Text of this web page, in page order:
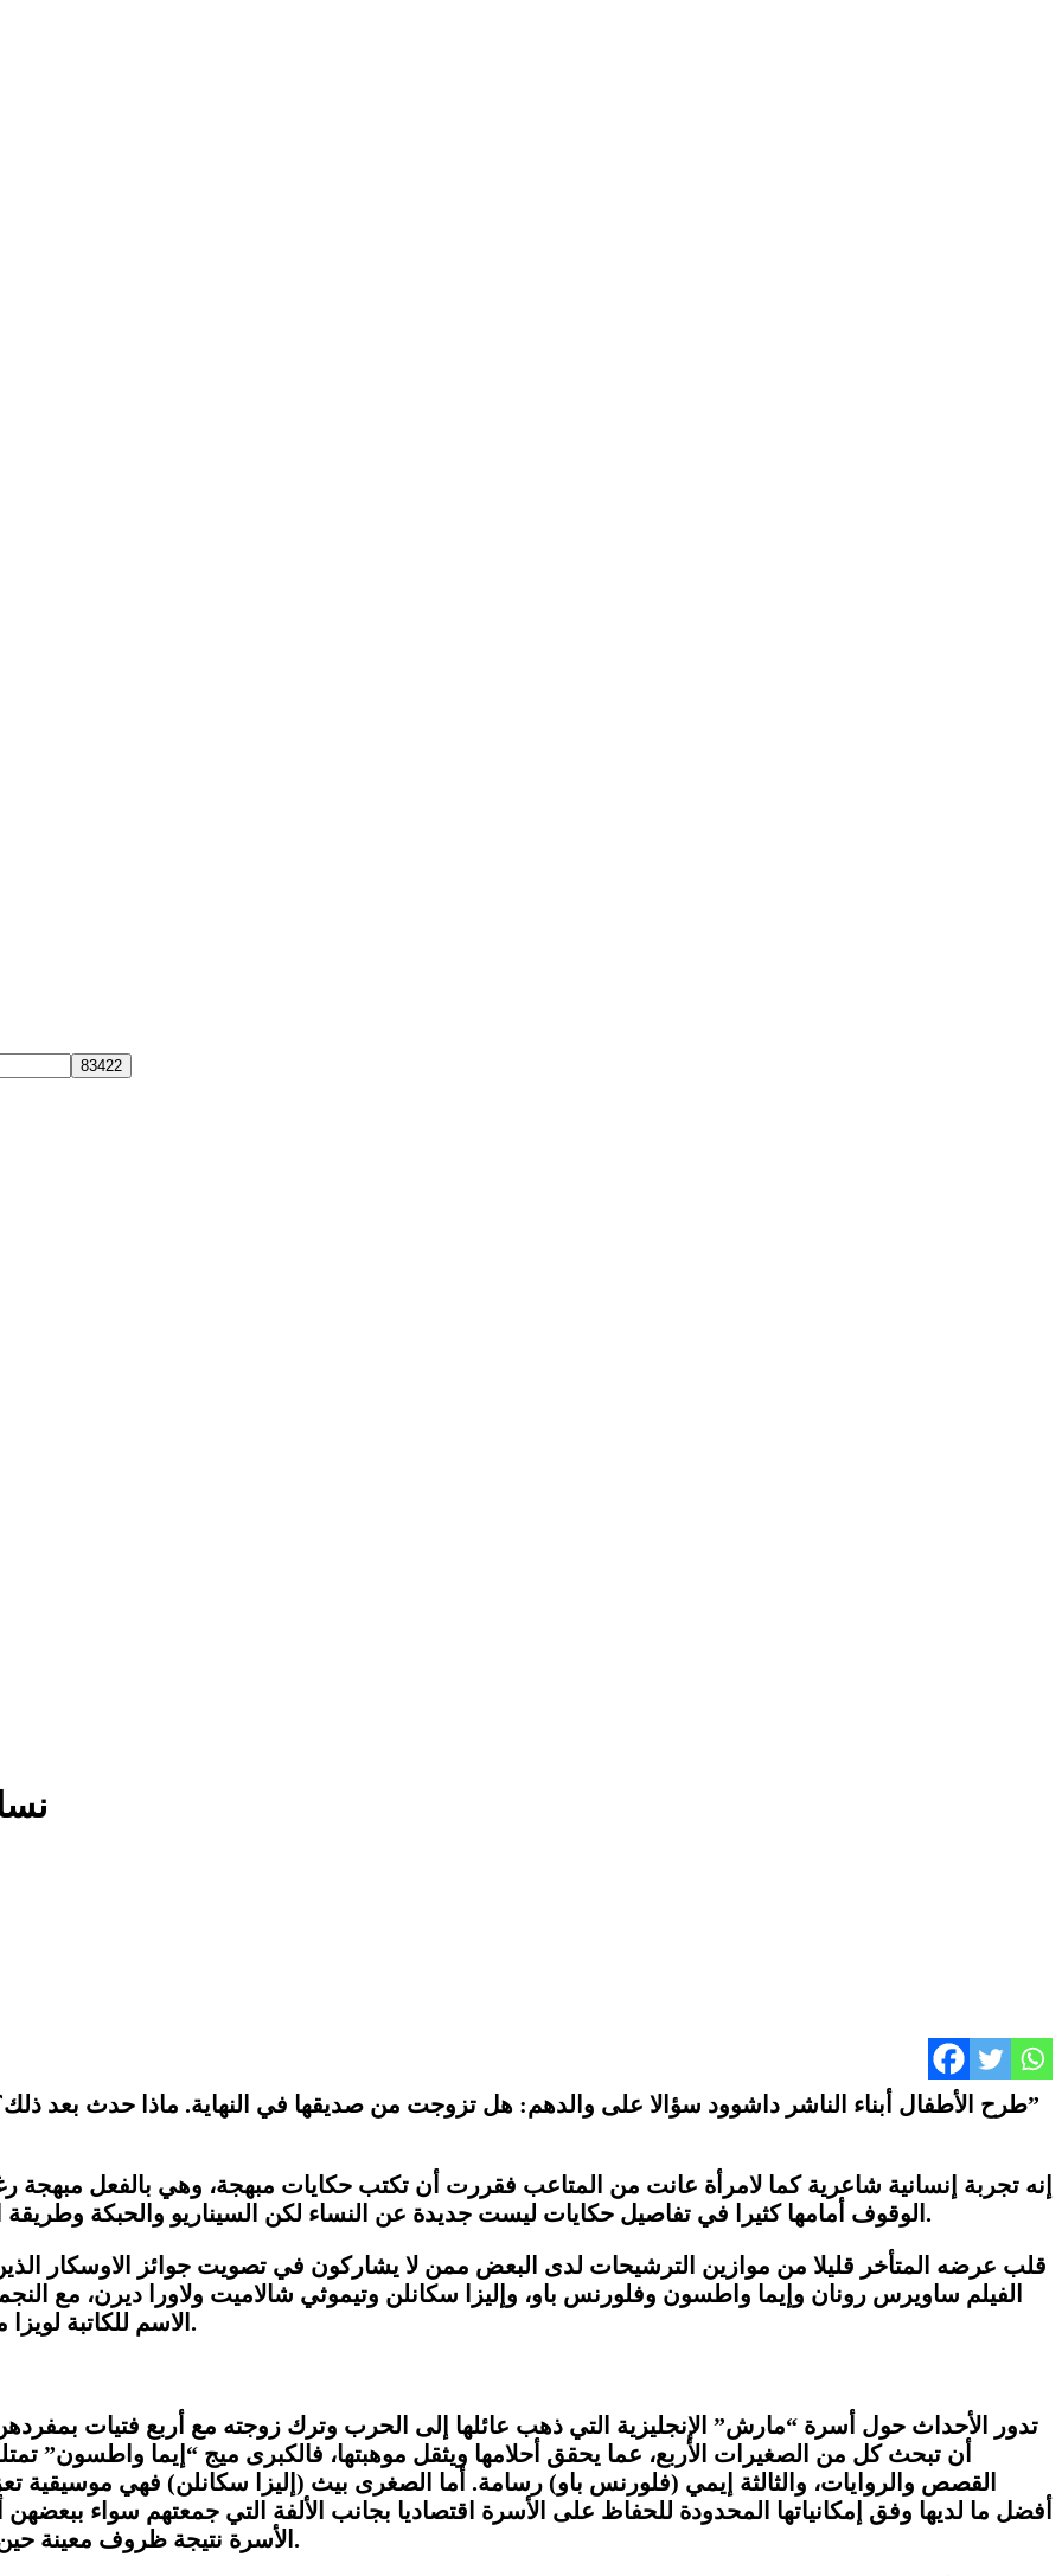
طرح الأطفال أبناء الناشر داشوود سؤالا على والدهم: هل تزوجت من صديقها في النهاية. ماذا حدث بعد
إنه تجربة إنسانية شاعرية كما لامرأة عانت من المتاعب فقررت أن تكتب حكايات مبهجة، وهي بالفعل مبهجة
الوقوف أمامها كثيرا في تفاصيل حكايات ليست جديدة عن النساء لكن السيناريو والحبكة وطريقة السرد جعلت منه فيلما واحدا من أفضل أفلام عام 2019.
قلب عرضه المتأخر قليلا من موازين الترشيحات لدى البعض ممن لا يشاركون في تصويت جوائز الاوسكار
الفيلم ساويرس رونان وإيما واطسون وفلورنس باو، وإليزا سكانلن وتيموثي شالاميت ولاورا ديرن، مع
الاسم للكاتبة .
تدور الأحداث حول أسرة “مارش” الإنجليزية التي ذهب عائلها إلى الحرب وترك زوجته مع أربع فتيات
أن تبحث كل من الصغيرات الأربع، عما يحقق أحلامها ويثقل موهبتها، فالكبرى ميج “إيما واطسون”
القصص والروايات، والثالثة إيمي (فلورنس باو) رسامة. أما الصغرى بيث (إليزا سكانلن) فهي موسيقية
أفضل ما لديها وفق إمكانياتها المحدودة للحفاظ على الأسرة اقتصاديا بجانب الألفة التي جمعتهم سواء
الأسرة نتيجة ظروف معينة .